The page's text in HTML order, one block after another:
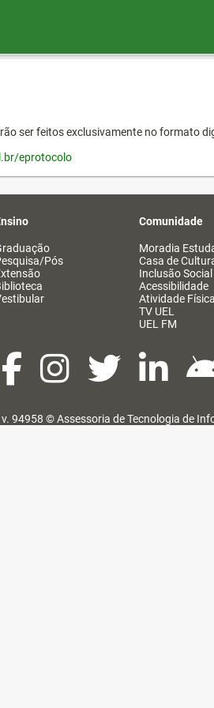
ser feitos exclusivamente no formato
eprotocolo
Pós
Comunidade
Moradia
Casa de
Inclusão Social
Acessibilidade
Atividade Física
TV UEL
UEL FM
v. 94958 ©Assessoria de Tecnologia de